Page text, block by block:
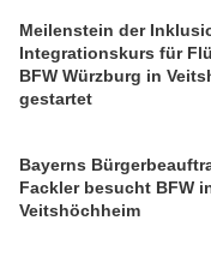
Meilenstein der
Integrationskurs für
BFW Würzburg in
gestartet
Bayerns
Fackler besucht BFW
Veitshöchheim